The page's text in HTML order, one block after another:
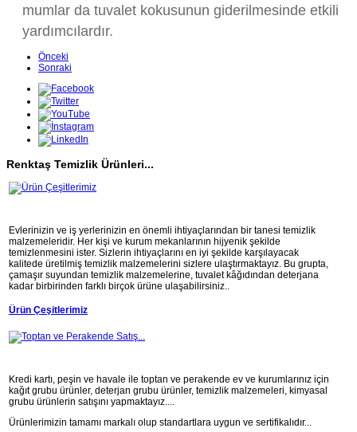
mumlar da tuvalet kokusunun giderilmesinde etkili
yardımcılardır.
Önceki
Sonraki
Renktaş Temizlik Ürünleri...
Evlerinizin ve iş yerlerinizin en önemli ihtiyaçlarından bir tanesi temizlik
malzemeleridir. Her kişi ve kurum mekanlarının hijyenik şekilde
temizlenmesini ister. Sizlerin ihtiyaçlarını en iyi şekilde karşılayacak
kalitede üretilmiş temizlik malzemelerini sizlere ulaştırmaktayız. Bu grupta,
çamaşır suyundan temizlik malzemelerine, tuvalet kâğıdından deterjana
kadar birbirinden farklı birçok ürüne ulaşabilirsiniz..
Ürün Çeşitlerimiz
Kredi kartı, peşin ve havale ile toptan ve perakende ev ve kurumlarınız için
kağıt grubu ürünler, deterjan grubu ürünler, temizlik malzemeleri, kimyasal
grubu ürünlerin satışını yapmaktayız....
Ürünlerimizin tamamı markalı olup standartlara uygun ve sertifikalıdır...